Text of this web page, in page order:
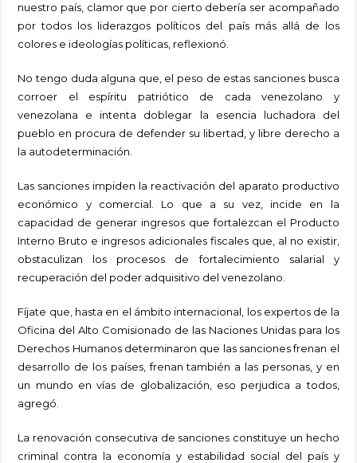
nuestro país, clamor que por cierto debería ser acompañado
por todos los liderazgos políticos del país más allá de los
colores e ideologías políticas, reflexionó.
No tengo duda alguna que, el peso de estas sanciones busca
corroer el espíritu patriótico de cada venezolano y
venezolana e intenta doblegar la esencia luchadora del
pueblo en procura de defender su libertad, y libre derecho a
la autodeterminación.
Las sanciones impiden la reactivación del aparato productivo
económico y comercial. Lo que a su vez, incide en la
capacidad de generar ingresos que fortalezcan el Producto
Interno Bruto e ingresos adicionales fiscales que, al no existir,
obstaculizan los procesos de fortalecimiento salarial y
recuperación del poder adquisitivo del venezolano.
Fíjate que, hasta en el ámbito internacional, los expertos de la
Oficina del Alto Comisionado de las Naciones Unidas para los
Derechos Humanos determinaron que las sanciones frenan el
desarrollo de los países, frenan también a las personas, y en
un mundo en vías de globalización, eso perjudica a todos,
agregó.
La renovación consecutiva de sanciones constituye un hecho
criminal contra la economía y estabilidad social del país y